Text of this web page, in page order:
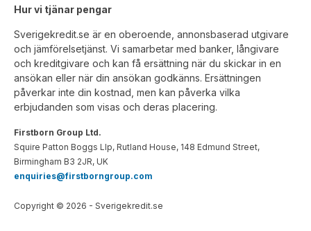
Hur vi tjänar pengar
Sverigekredit.se är en oberoende, annonsbaserad utgivare
och jämförelsetjänst. Vi samarbetar med banker, långivare
och kreditgivare och kan få ersättning när du skickar in en
ansökan eller när din ansökan godkänns. Ersättningen
påverkar inte din kostnad, men kan påverka vilka
erbjudanden som visas och deras placering.
Firstborn Group Ltd.
Squire Patton Boggs Llp, Rutland House, 148 Edmund Street,
Birmingham B3 2JR, UK
enquiries@firstborngroup.com
Copyright © 2026 - Sverigekredit.se